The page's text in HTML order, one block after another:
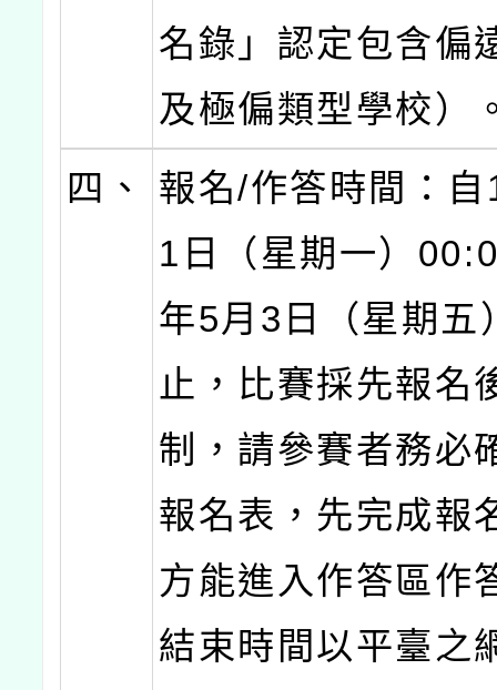
名錄」認定包含偏
及極偏類型學校）
四、
報名/作答時間：
1日（星期一）
年5月3日（星期五
止，比賽採先報名
制，請參賽者務必
報名表，先完成報
方能進入作答區作
結束時間以平臺之